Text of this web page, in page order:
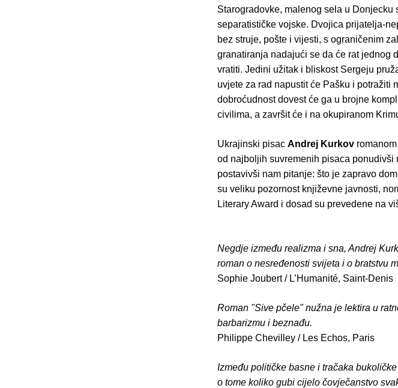
Starogradovke, malenog sela u
separatističke vojske. Dvojica prijatelja-
bez struje, pošte i vijesti, s ograničenim
granatiranja nadajući se da će rat jednog
vratiti. Jedini užitak i bliskost Sergeju
uvjete za rad napustit će Pašku i potražiti
dobroćudnost dovest će ga u brojne
civilima, a završit će i na okupiranom
Ukrajinski pisac Andrej Kurkov romanom
od najboljih suvremenih pisaca
postavivši nam pitanje: što je zapravo
su veliku pozornost književne javnosti,
Literary Award i dosad su prevedene na
Negdje između realizma i sna, Andrej
roman o nesređenosti svijeta i o bratstvu
Sophie Joubert / L’Humanité, Saint-Denis
Roman "Sive pčele" nužna je lektira u
barbarizmu i beznađu.
Philippe Chevilley / Les Echos, Paris
Između političke basne i tračaka
o tome koliko gubi cijelo čovječanstvo